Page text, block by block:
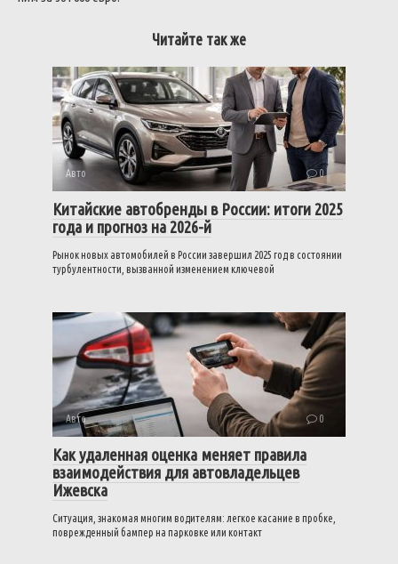
Читайте так же
Авто 0
Китайские автобренды в России: итоги 2025
года и прогноз на 2026-й
Рынок новых автомобилей в России завершил 2025 год в состоянии
турбулентности, вызванной изменением ключевой
Авто 0
Как удаленная оценка меняет правила
взаимодействия для автовладельцев
Ижевска
Ситуация, знакомая многим водителям: легкое касание в пробке,
поврежденный бампер на парковке или контакт